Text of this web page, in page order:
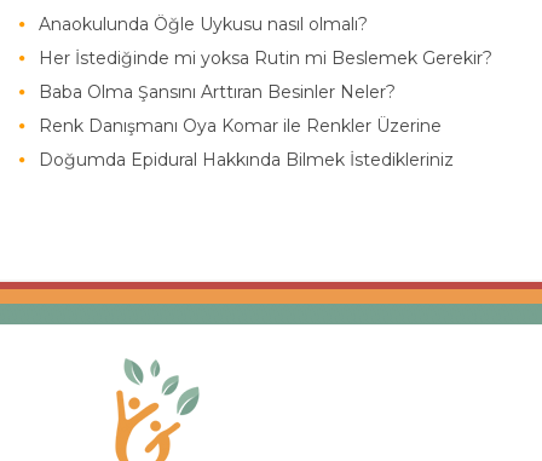
Anaokulunda Öğle Uykusu nasıl olmalı?
Her İstediğinde mi yoksa Rutin mi Beslemek Gerekir?
Baba Olma Şansını Arttıran Besinler Neler?
Renk Danışmanı Oya Komar ile Renkler Üzerine
Doğumda Epidural Hakkında Bilmek İstedikleriniz